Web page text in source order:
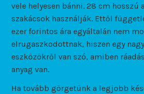
vele helyesen bánni. 28 cm hosszú
szakácsok használják. Ettől
ezer forintos ára egyáltalán nem
elrugaszkodottnak, hiszen egy
eszközökről van szó, amiben
anyag van.
Ha tovább görgetünk a legjobb